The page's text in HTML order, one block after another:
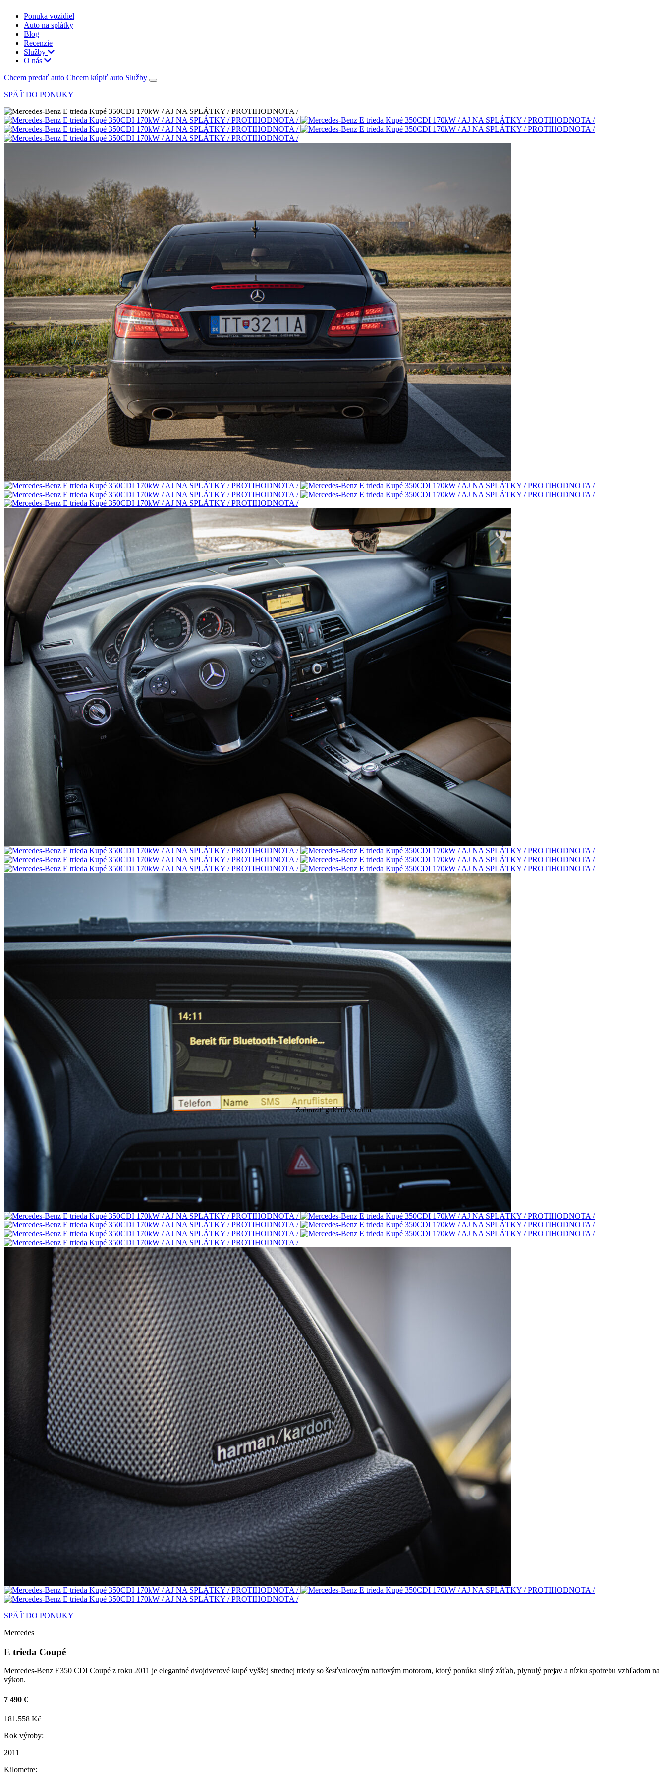
Ponuka vozidiel
Auto na splátky
Blog
Recenzie
Služby
O nás
Chcem predať auto Chcem kúpiť auto Služby
SPÄŤ DO PONUKY
Zobraziť galériu vozidla
SPÄŤ DO PONUKY
Mercedes
E trieda Coupé
Mercedes-Benz E350 CDI Coupé z roku 2011 je elegantné dvojdverové kupé vyššej strednej triedy so šesťvalcovým naftovým motorom, ktorý ponúka silný záťah, plynulý prejav a nízku spotrebu vzhľadom na
výkon.
7 490 €
181.558 Kč
Rok výroby:
2011
Kilometre: